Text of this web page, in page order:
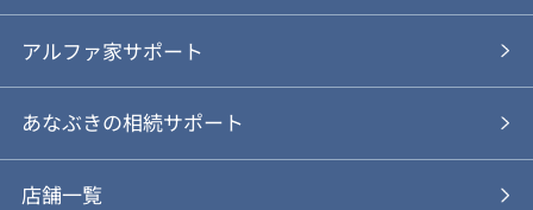
ご売却の流れ
あなぶきの仲介
あなぶきの買取
ご購入ガイド
物件を探す
購入の流れ
アルファ家サポート
あなぶきの相続サポート
店舗一覧